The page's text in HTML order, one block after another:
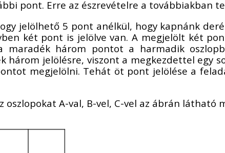
pont. Erre az észrevételre a továbbiakban
jelölhető 5 pont anélkül, hogy kapnánk
két pont is jelölve van. A megjelölt két
három pontot a harmadik
jelölésre, viszont a megkezdettel egy
megjelölni. Tehát öt pont jelölése a
A-val, B-vel, C-vel az ábrán látható